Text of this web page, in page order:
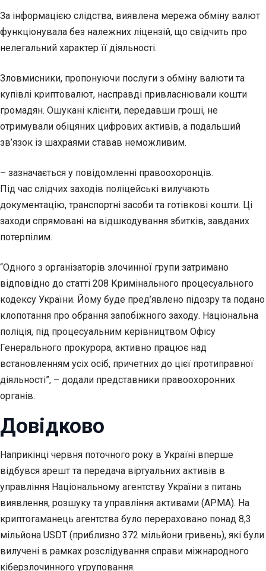
За інформацією слідства, виявлена мережа обміну валют
функціонувала без належних ліцензій, що свідчить про
нелегальний характер її діяльності.
Зловмисники, пропонуючи послуги з обміну валюти та
купівлі криптовалют, насправді привласнювали кошти
громадян. Ошукані клієнти, передавши гроші, не
отримували обіцяних цифрових активів, а подальший
зв’язок із шахраями ставав неможливим.
– зазначається у повідомленні правоохоронців.
Під час слідчих заходів поліцейські вилучають
документацію, транспортні засоби та готівкові кошти. Ці
заходи спрямовані на відшкодування збитків, завданих
потерпілим.
“Одного з організаторів злочинної групи затримано
відповідно до статті 208 Кримінального процесуального
кодексу України. Йому буде пред’явлено підозру та подано
клопотання про обрання запобіжного заходу. Національна
поліція, під процесуальним керівництвом Офісу
Генерального прокурора, активно працює над
встановленням усіх осіб, причетних до цієї протиправної
діяльності”, – додали представники правоохоронних
органів.
Довідково
Наприкінці червня поточного року в Україні вперше
відбувся арешт та передача віртуальних активів в
управління Національному агентству України з питань
виявлення, розшуку та управління активами (АРМА). На
криптогаманець агентства було перераховано понад 8,3
мільйона USDT (приблизно 372 мільйони гривень), які були
вилучені в рамках розслідування справи міжнародного
кіберзлочинного угруповання.